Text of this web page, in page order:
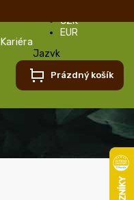
Kariéra
CZK
EUR
Jazyk
Čeština
Prázdný košík